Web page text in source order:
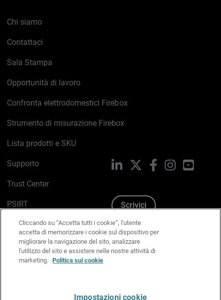
Chi siamo
Contattaci
Sala Stampa
Opportunità di lavoro
Confronta elettrodomestici Firebox
Strumento di misurazione Firebox
Lista prodotti e SKU
Supporto
Trust Center
PSIRT
Politica sui cookie
Informativa sulla privacy
Kit Media & Brand
LinkedIn FacebookInstagram
Scrivici
Cliccando su “Accetta tutti i cookie”, l'utente
accetta di memorizzare i cookie sul dispositivo per
migliorare la navigazione del sito, analizzare
l'utilizzo del sito e assistere nelle nostre attività di
marketing. Politica sui cookie
Impostazioni cookie